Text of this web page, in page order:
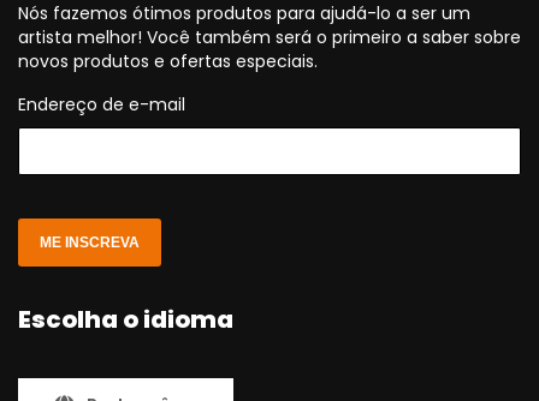
Nós fazemos ótimos produtos para ajudá-lo a ser um
artista melhor! Você também será o primeiro a saber sobre
novos produtos e ofertas especiais.
Endereço de e-mail
ME INSCREVA
Escolha o idioma